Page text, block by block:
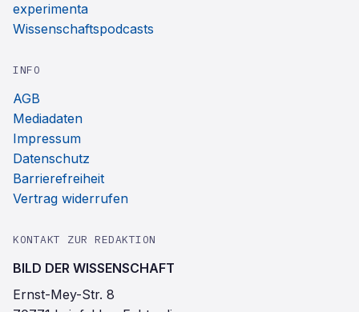
experimenta
Wissenschaftspodcasts
INFO
AGB
Mediadaten
Impressum
Datenschutz
Barrierefreiheit
Vertrag widerrufen
KONTAKT ZUR REDAKTION
BILD DER WISSENSCHAFT
Ernst-Mey-Str. 8